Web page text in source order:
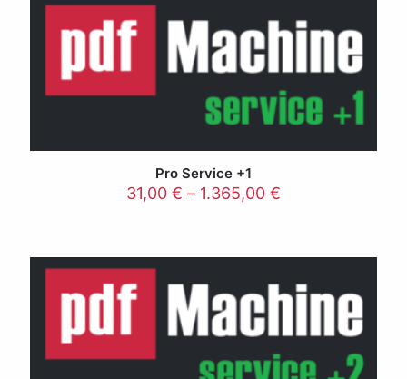
Pro Service +1
31,00 € – 1.365,00 €